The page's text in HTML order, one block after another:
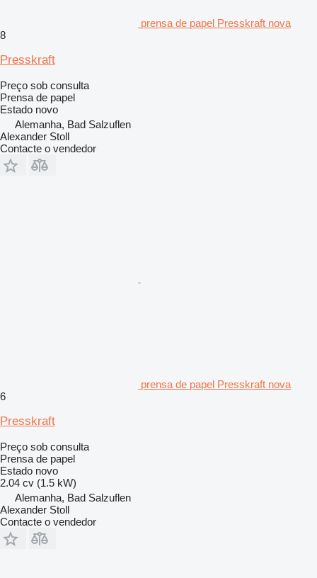
prensa de papel Presskraft nova
8
Presskraft
Preço sob consulta
Prensa de papel
Estado novo
Alemanha, Bad Salzuflen
Alexander Stoll
Contacte o vendedor
prensa de papel Presskraft nova
6
Presskraft
Preço sob consulta
Prensa de papel
Estado novo
2.04 cv (1.5 kW)
Alemanha, Bad Salzuflen
Alexander Stoll
Contacte o vendedor